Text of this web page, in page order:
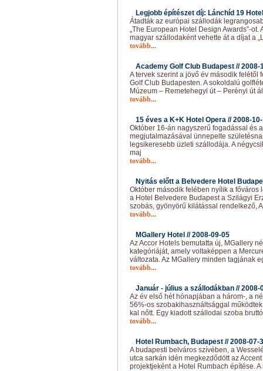
Legjobb építészet díj: Lánchíd 19
Átadták az európai szállodák
„The European Hotel Design Awards”-
magyar szállodaként vehette át a díjat a
tovább...
Academy Golf Club Budapest //2008-
A tervek szerint a jövő év második felétől
Golf Club Budapesten. A sokoldalú
Múzeum – Remetehegyi út – Perényi út
tovább...
15 éves a K+K Hotel Opera //2008-
Október 16-án nagyszerű fogadással és
megjutalmazásával ünnepelte
legsikeresebb üzleti szállodája. A
maj
tovább...
Nyitás előtt a Belvedere Hotel
Október második felében nyílik a
a Hotel Belvedere Budapest a Szilágyi
szobás, gyönyörű kilátással rendelkező,
tovább...
MGallery Hotel //2008-09-05
Az Accor Hotels bemutatta új, MGallery
kategóriáját, amely voltaképpen a
változata. Az MGallery minden tagjának
tovább...
Január - július a szállodákban //2008-
Az év első hét hónapjában a három-, a
56%-os szobakihasználtsággal
kal nőtt. Egy kiadott szállodai szoba
tovább...
Hotel Rumbach, Budapest //2008-07-
A budapesti belváros szívében, a
utca sarkán idén megkezdődött az
projektjeként a Hotel Rumbach építése.